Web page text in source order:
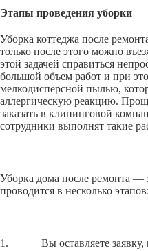
Этапы проведения уборки
Уборка коттеджа после
только после этого можно
этой задачей справиться
большой объем работ и при
мелкодисперсной пылью,
аллергическую реакцию.
заказать в клининговой
сотрудники выполнят такие
Уборка дома после ремонта —
проводится в несколько этапов:
1. Вы оставляете заявку,